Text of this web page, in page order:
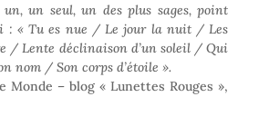
un seul, un des plus sages, point
: « Tu es nue / Le jour la nuit / Les
/ Lente déclinaison d’un soleil / Qui
nom / Son corps d’étoile ».
– blog « Lunettes Rouges »,